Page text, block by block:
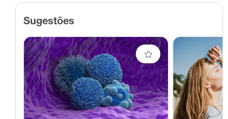
Sugestões